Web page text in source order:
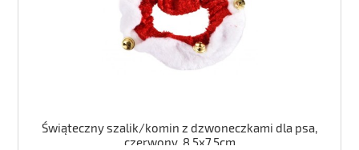
Świąteczny szalik/komin z dzwoneczkami dla psa,
czerwony, 8,5x7,5cm